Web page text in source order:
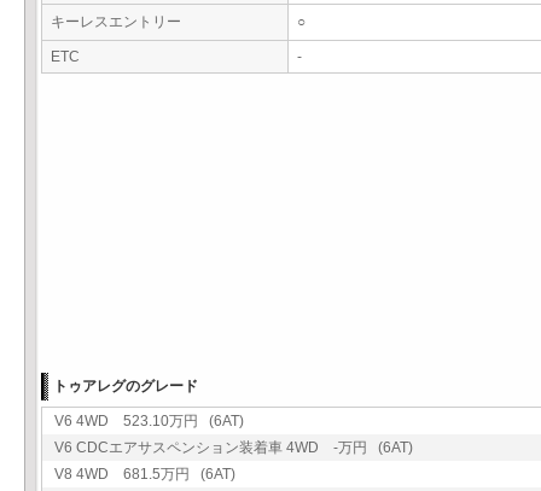
キーレスエントリー ○
ETC -
トゥアレグのグレード
V6 4WD 523.10万円 (6AT)
V6 CDCエアサスペンション装着車 4WD -万円 (6AT)
V8 4WD 681.5万円 (6AT)